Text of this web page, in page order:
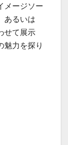
メージソー
あるいは
せて展示
魅力を探り